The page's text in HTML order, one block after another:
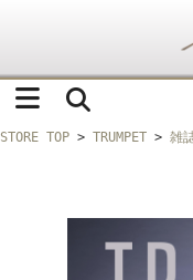
STORE TOP > TRUMPET > 雑